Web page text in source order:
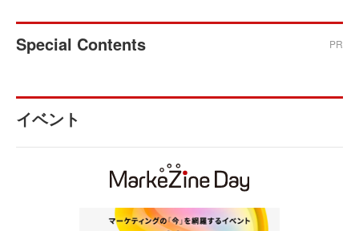
Special Contents PR
イベント